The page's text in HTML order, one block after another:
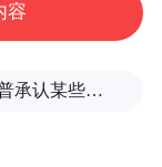
容
特朗普承认某些弹药供应紧张